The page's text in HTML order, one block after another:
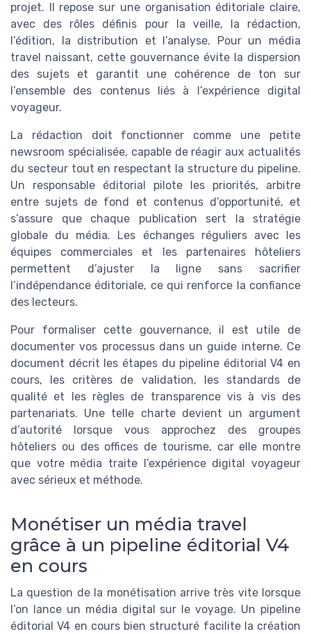
projet. Il repose sur une organisation éditoriale claire,
avec des rôles définis pour la veille, la rédaction,
l’édition, la distribution et l’analyse. Pour un média
travel naissant, cette gouvernance évite la dispersion
des sujets et garantit une cohérence de ton sur
l’ensemble des contenus liés à l’expérience digital
voyageur.
La rédaction doit fonctionner comme une petite
newsroom spécialisée, capable de réagir aux actualités
du secteur tout en respectant la structure du pipeline.
Un responsable éditorial pilote les priorités, arbitre
entre sujets de fond et contenus d’opportunité, et
s’assure que chaque publication sert la stratégie
globale du média. Les échanges réguliers avec les
équipes commerciales et les partenaires hôteliers
permettent d’ajuster la ligne sans sacrifier
l’indépendance éditoriale, ce qui renforce la confiance
des lecteurs.
Pour formaliser cette gouvernance, il est utile de
documenter vos processus dans un guide interne. Ce
document décrit les étapes du pipeline éditorial V4 en
cours, les critères de validation, les standards de
qualité et les règles de transparence vis à vis des
partenariats. Une telle charte devient un argument
d’autorité lorsque vous approchez des groupes
hôteliers ou des offices de tourisme, car elle montre
que votre média traite l’expérience digital voyageur
avec sérieux et méthode.
Monétiser un média travel
grâce à un pipeline éditorial V4
en cours
La question de la monétisation arrive très vite lorsque
l’on lance un média digital sur le voyage. Un pipeline
éditorial V4 en cours bien structuré facilite la création